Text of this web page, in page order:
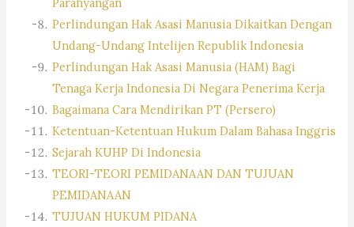
Perlindungan Hak Asasi Manusia Dikaitkan Dengan
Undang-Undang Intelijen Republik Indonesia
Perlindungan Hak Asasi Manusia (HAM) Bagi
Tenaga Kerja Indonesia Di Negara Penerima Kerja
Bagaimana Cara Mendirikan PT (Persero)
Ketentuan-Ketentuan Hukum Dalam Bahasa Inggris
Sejarah KUHP Di Indonesia
TEORI-TEORI PEMIDANAAN DAN TUJUAN
PEMIDANAAN
TUJUAN HUKUM PIDANA